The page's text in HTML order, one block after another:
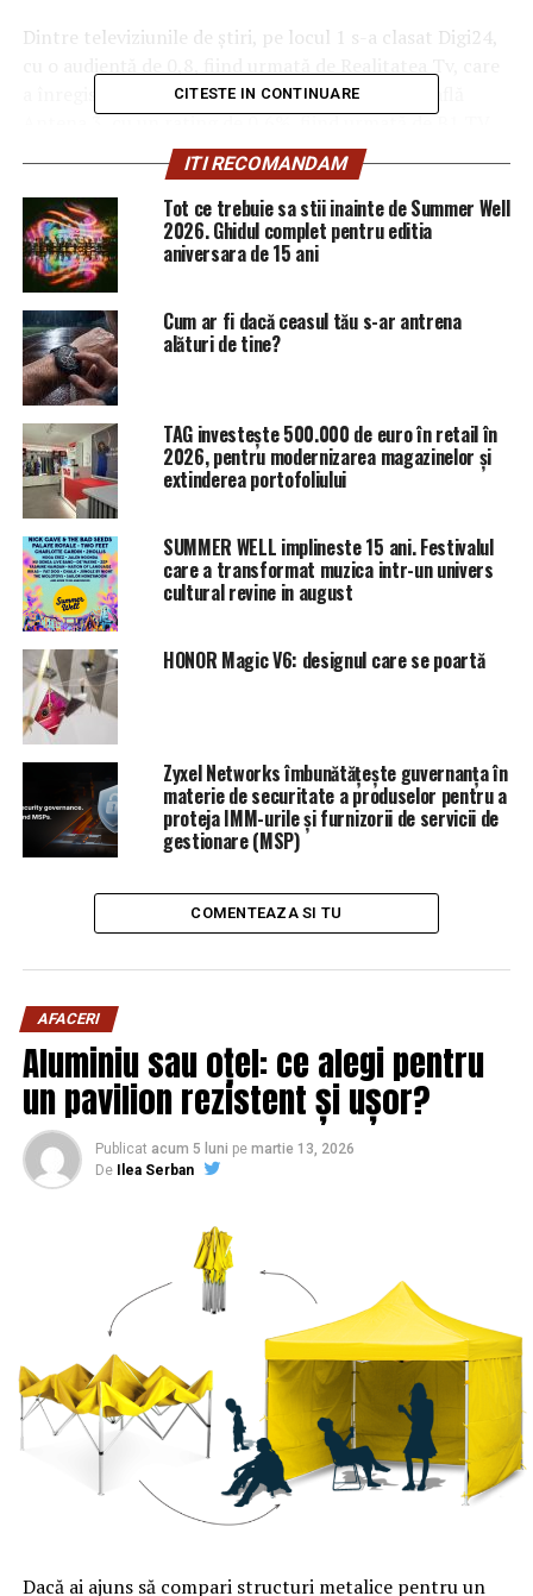
Dintre televiziunile de ştiri, pe locul 1 s-a clasat Digi24,
a înregistrat 0,7 puncte de rating. Pe locul 3 se află
Antena 3, cu un rating de 0,6%, fiind urmată de B1 TV
care a înregistrat o audienţă de 0,3%.
ARTICOLE PE ACEIASI TEMA: PRIMA
URMATORUL
Grevă anunțată pe Aeroportul Otopeni. Suma colosală de
bani care s-a putea pierde în doar câteva ore | Sibiul de
AZI
NU RATATI
Dezvăluire ȘOC despre DĂNCILĂ: Ce se pregătește să
facă | Sibiul de AZI
CITESTE IN CONTINUARE
ITI RECOMANDAM
Tot ce trebuie sa stii inainte de Summer Well
2026. Ghidul complet pentru editia
aniversara de 15 ani
Cum ar fi dacă ceasul tău s-ar antrena
alături de tine?
TAG investește 500.000 de euro în retail în
2026, pentru modernizarea magazinelor și
extinderea portofoliului
SUMMER WELL implineste 15 ani. Festivalul
care a transformat muzica intr-un univers
cultural revine in august
HONOR Magic V6: designul care se poartă
Zyxel Networks îmbunătățește guvernanța în
materie de securitate a produselor pentru a
proteja IMM-urile și furnizorii de servicii de
gestionare (MSP)
COMENTEAZA SI TU
AFACERI
Aluminiu sau oțel: ce alegi pentru
un pavilion rezistent și ușor?
Publicat acum 5 luni pe martie 13, 2026
De
Ilea Serban
Dacă ai ajuns să compari structuri metalice pentru un